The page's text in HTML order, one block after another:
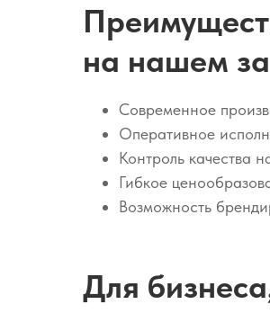
на нашем
Современное
Оперативное
Контроль качества
Гибкое
Возможность
Для